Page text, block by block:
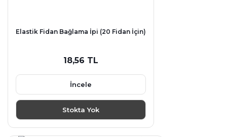
Elastik Fidan Bağlama İpi (20 Fidan İçin)
18,56 TL
İncele
Stokta Yok